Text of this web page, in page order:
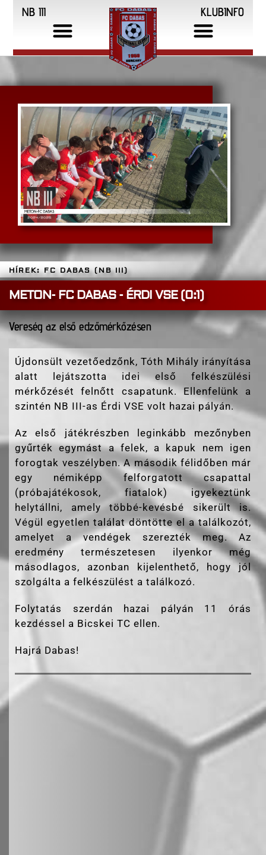
NB III KLUBINFO
HÍREK: FC DABAS (NB III)
METON- FC DABAS - ÉRDI VSE (0:1)
Vereség az első edzőmérkőzésen
Újdonsült vezetőedzőnk, Tóth Mihály irányítása
alatt lejátszotta idei első felkészülési
mérkőzését felnőtt csapatunk. Ellenfelünk a
szintén NB III-as Érdi VSE volt hazai pályán.
Az első játékrészben leginkább mezőnyben
gyűrték egymást a felek, a kapuk nem igen
forogtak veszélyben. A második félidőben már
egy némiképp felforgatott csapattal
(próbajátékosok, fiatalok) igyekeztünk
helytállni, amely többé-kevésbé sikerült is.
Végül egyetlen találat döntötte el a találkozót,
amelyet a vendégek szerezték meg. Az
eredmény természetesen ilyenkor még
másodlagos, azonban kijelenthető, hogy jól
szolgálta a felkészülést a találkozó.
Folytatás szerdán hazai pályán 11 órás
kezdéssel a Bicskei TC ellen.
Hajrá Dabas!